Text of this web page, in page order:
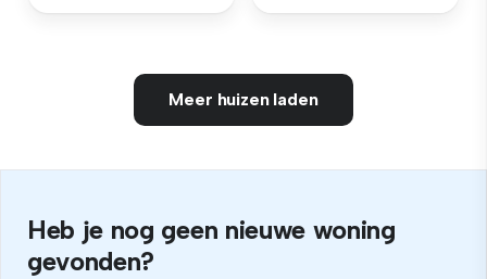
Meer huizen laden
Heb je nog geen nieuwe woning
gevonden?